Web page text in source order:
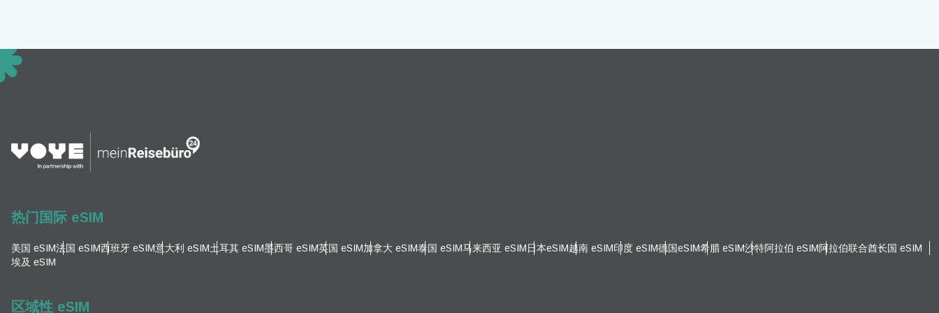
热门国际 eSIM
美国 eSIM法国 eSIM西班牙 eSIM意大利 eSIM土耳其 eSIM墨西哥 eSIM英国 eSIM加拿大 eSIM泰国 eSIM马来西亚 eSIM日本eSIM越南 eSIM印度 eSIM德国eSIM希腊 eSIM沙特阿拉伯 eSIM阿拉伯联合酋长国 eSIM
埃及 eSIM
区域性 eSIM
ILS - 以色列新谢克尔 CHF - 瑞士法郎